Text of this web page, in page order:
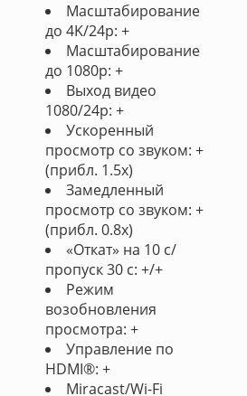
Масштабирование
до 4K/24p: +
Масштабирование
до 1080p: +
Выход видео
1080/24p: +
Ускоренный
просмотр со звуком: +
(прибл. 1.5x)
Замедленный
просмотр со звуком: +
(прибл. 0.8x)
«Откат» на 10 с/
пропуск 30 с: +/+
Режим
возобновления
просмотра: +
Управление по
HDMI®: +
Miracast/Wi-Fi